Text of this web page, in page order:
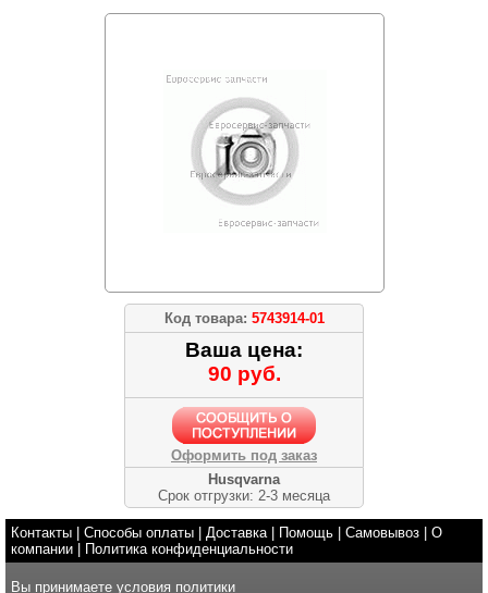
Код товара: 5743914-01
Ваша цена:
90 руб.
Оформить под заказ
Husqvarna
Срок отгрузки: 2-3 месяца
Контакты Способы оплаты Доставка| Помощь Самовывоз
О
компании
Политика конфиденциальности
Вы принимаете условия политики